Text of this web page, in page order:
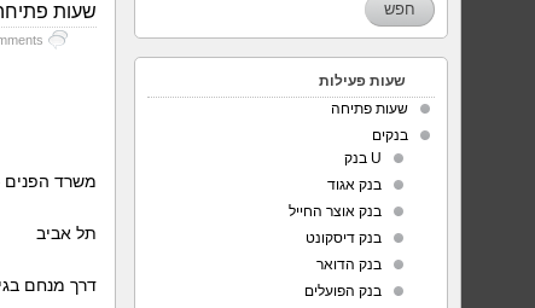
שעות
משרד הפנים
תל אביב
דרך מנחם בגין
שעות פעילות
שעות פתיחה
בנקים
U בנק
בנק אגוד
בנק אוצר החייל
בנק דיסקונט
בנק הדואר
בנק הפועלים